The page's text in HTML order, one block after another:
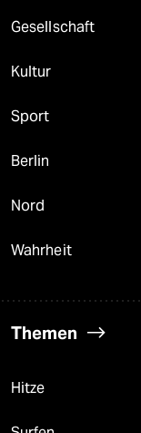
Gesellschaft
Kultur
Sport
Berlin
Nord
Wahrheit
Themen
Hitze